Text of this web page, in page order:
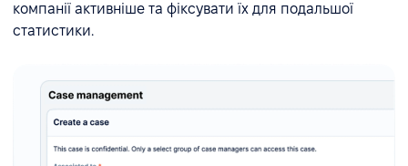
компанії активніше та фіксувати їх для подальшої
статистики.